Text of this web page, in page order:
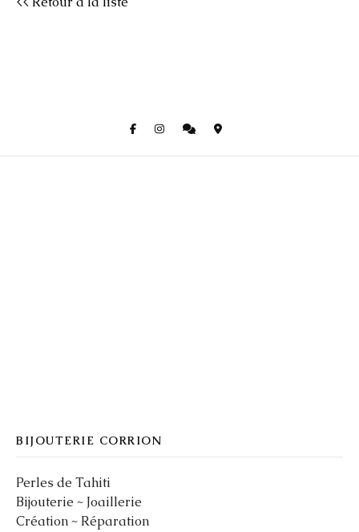
BIJOUTERIE CORRION
Perles de Tahiti
Bijouterie ~ Joaillerie
Création ~ Réparation